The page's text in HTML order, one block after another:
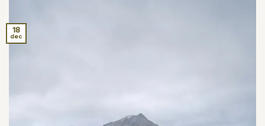
18
dec